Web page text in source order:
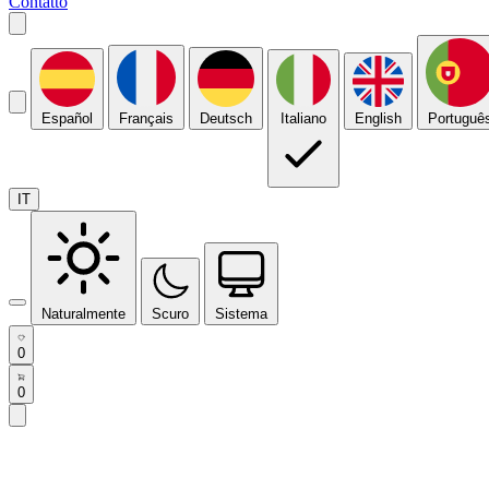
Español Français Deutsch Italiano English
IT
Naturalmente Scuro Sistema
0
0